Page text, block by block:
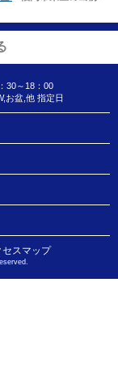
30～18：00
お盆,他 指定日
セスマップ